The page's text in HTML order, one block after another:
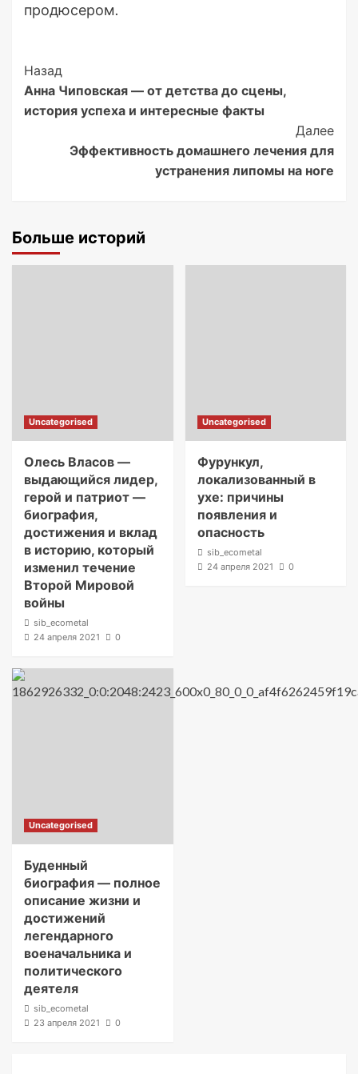
продюсером.
Post
Navigation
Назад
Анна Чиповская — от детства до сцены,
история успеха и интересные факты
Далее
Эффективность домашнего лечения для
устранения липомы на ноге
Больше историй
Uncategorised
Олесь Власов —
выдающийся лидер,
герой и патриот —
биография,
достижения и вклад
в историю, который
изменил течение
Второй Мировой
войны
sib_ecometal
24 апреля 2021
0
Uncategorised
Фурункул,
локализованный в
ухе: причины
появления и
опасность
sib_ecometal
24 апреля 2021
0
Uncategorised
Буденный
биография — полное
описание жизни и
достижений
легендарного
военачальника и
политического
деятеля
sib_ecometal
23 апреля 2021
0